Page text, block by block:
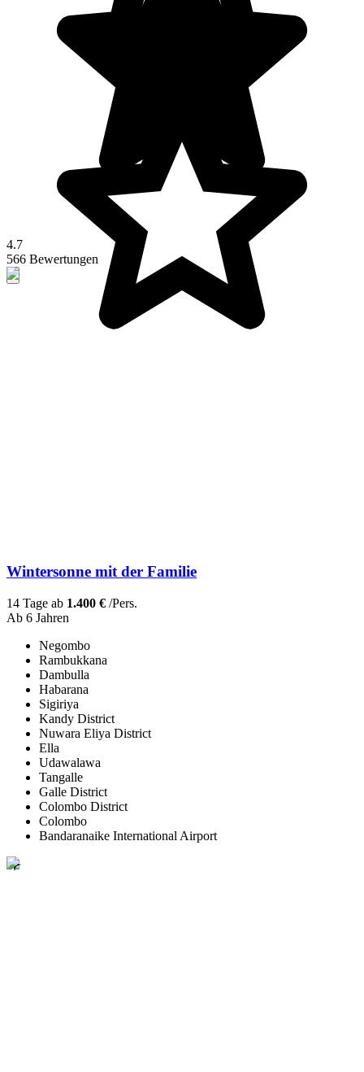
4.7
566 Bewertungen
Wintersonne mit der Familie
14 Tage ab 1.400 € /Pers.
Ab 6 Jahren
Negombo
Rambukkana
Dambulla
Habarana
Sigiriya
Kandy District
Nuwara Eliya District
Ella
Udawalawa
Tangalle
Galle District
Colombo District
Colombo
Bandaranaike International Airport